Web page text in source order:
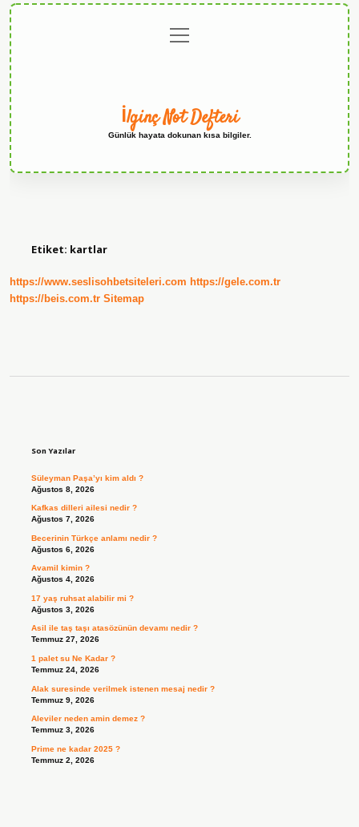
menüyü
aç
İlginç Not Defteri
Günlük hayata dokunan kısa bilgiler.
Etiket: kartlar
https://www.seslisohbetsiteleri.com https://gele.com.tr
https://beis.com.tr Sitemap
Son Yazılar
Süleyman Paşa’yı kim aldı ?
Ağustos 8, 2026
Kafkas dilleri ailesi nedir ?
Ağustos 7, 2026
Becerinin Türkçe anlamı nedir ?
Ağustos 6, 2026
Avamil kimin ?
Ağustos 4, 2026
17 yaş ruhsat alabilir mi ?
Ağustos 3, 2026
Asil ile taş taşı atasözünün devamı nedir ?
Temmuz 27, 2026
1 palet su Ne Kadar ?
Temmuz 24, 2026
Alak suresinde verilmek istenen mesaj nedir ?
Temmuz 9, 2026
Aleviler neden amin demez ?
Temmuz 3, 2026
Prime ne kadar 2025 ?
Temmuz 2, 2026